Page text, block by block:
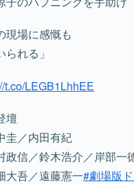
現場に感慨も
られる」
t.co/LEGB1LhhEE
壇
圭／内田有紀
政信／鈴木浩介／岸部一
大吾／遠藤憲一#劇場版